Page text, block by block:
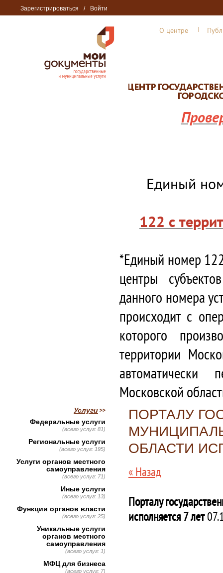
Зарегистрироваться / Войти
О центре
Единый
122 с
*Единый номер
центры
данного номера
происходит с
которого
территории
автоматически
Московской
ПОРТАЛУ
ОБЛАСТИ
« Назад
Порталу
исполняется 7 лет
Услуги
Федеральные услуги
(всего услуг: 81)
Региональные услуги
(всего услуг: 195)
Услуги органов местного
самоуправления
(всего услуг: 71)
Иные услуги
(всего услуг: 13)
Функции органов власти
(всего услуг: 25)
Уникальные услуги
органов местного
самоуправления
(всего услуг: 1)
МФЦ для бизнеса
(всего услуг: 7)